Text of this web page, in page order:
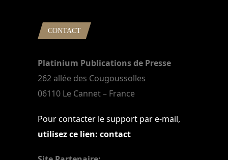
CONTACT
Platinium Publications de Presse
262 allée des Cougoussolles
06110 Le Cannet – France
Pour contacter le support par e-mail,
utilisez ce lien: contact